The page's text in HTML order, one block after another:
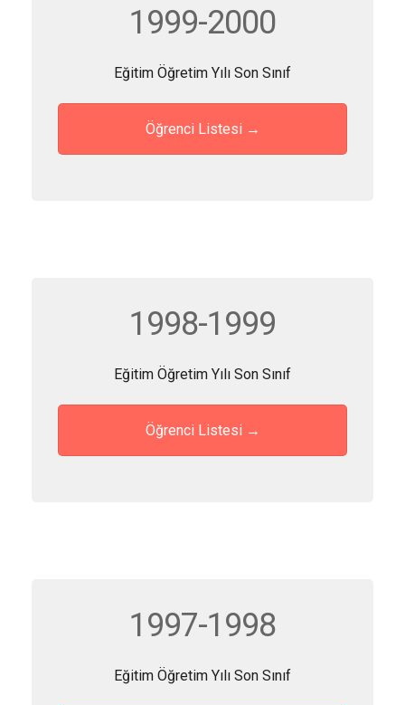
1999-2000
Eğitim Öğretim Yılı Son Sınıf
Öğrenci Listesi →
1998-1999
Eğitim Öğretim Yılı Son Sınıf
Öğrenci Listesi →
1997-1998
Eğitim Öğretim Yılı Son Sınıf